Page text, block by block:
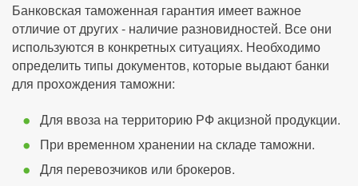
Банковская таможенная гарантия имеет важное
отличие от других - наличие разновидностей. Все они
используются в конкретных ситуациях. Необходимо
определить типы документов, которые выдают банки
для прохождения таможни:
Для ввоза на территорию РФ акцизной продукции.
При временном хранении на складе таможни.
Для перевозчиков или брокеров.